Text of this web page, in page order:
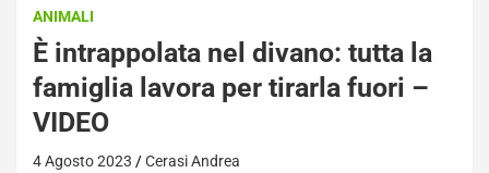
ANIMALI
È intrappolata nel divano: tutta la
famiglia lavora per tirarla fuori –
VIDEO
4 Agosto 2023 Cerasi Andrea